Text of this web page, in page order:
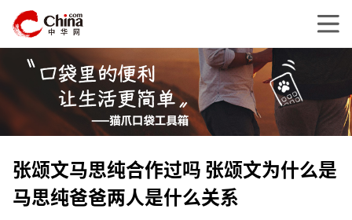
张颂文马思纯合作过吗 张颂文为什么是
马思纯爸爸两人是什么关系